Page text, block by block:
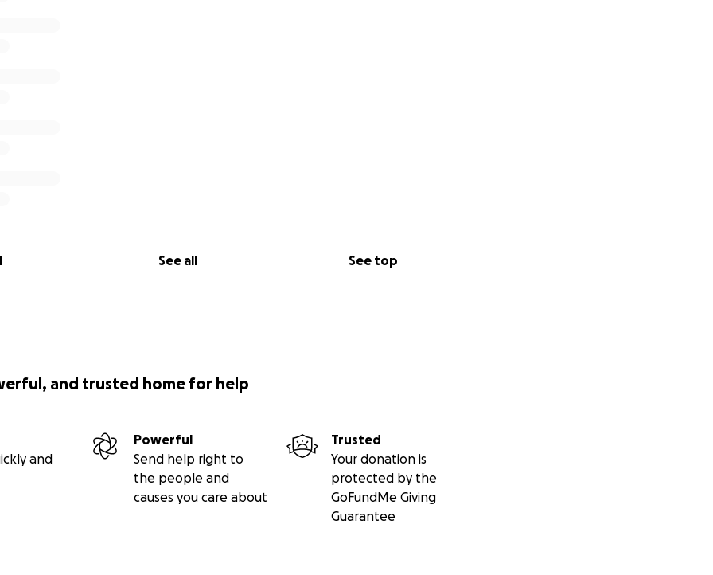
See all See top
and trusted home for help
and
Powerful
Send help right to
the people and
causes you care about
Trusted
Your donation is
protected by the
GoFundMe Giving
Guarantee